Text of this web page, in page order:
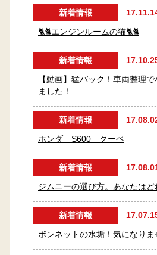
新着情報
🐈🐈エンジンルームの猫🐈🐈
新着情報
【動画】猛バック！車両整理
ました！
新着情報
ホンダ S600 クーペ
新着情報
ジムニーの選び方。あなたはど
新着情報
ボンネットの水垢！気になりま